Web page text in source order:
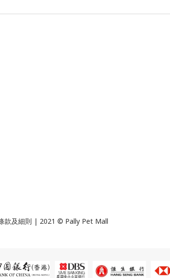
款及細則 | 2021 © Pally Pet Mall